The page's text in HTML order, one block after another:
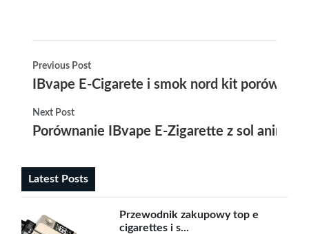
Previous Post
IBvape E-Cigarete i smok nord kit
Next Post
Porównanie IBvape E-Zigarette z sol anime
Latest Posts
Przewodnik zakupowy top e
cigarettes i s...